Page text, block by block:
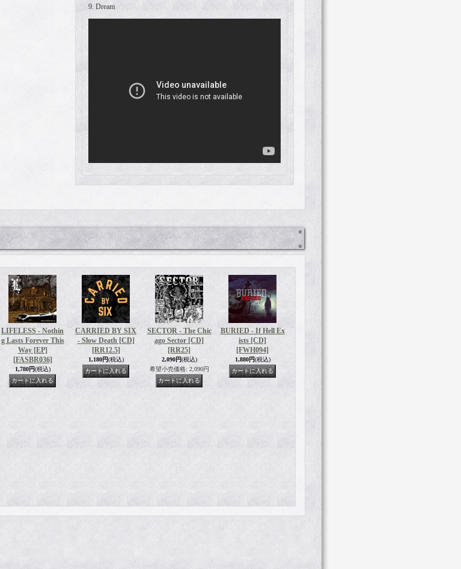
9. Dream
LIFELESS - Nothin
g Lasts Forever This
Way [EP]
[FASBR036]
1,780円(税込)
CARRIED BY SIX
- Slow Death [CD]
[RR12.5]
1,180円(税込)
SECTOR - The Chic
ago Sector [CD]
[RR25]
2,090円(税込)
希望小売価格: 2,090円
BURIED - If Hell Ex
ists [CD]
[FWH094]
1,880円(税込)